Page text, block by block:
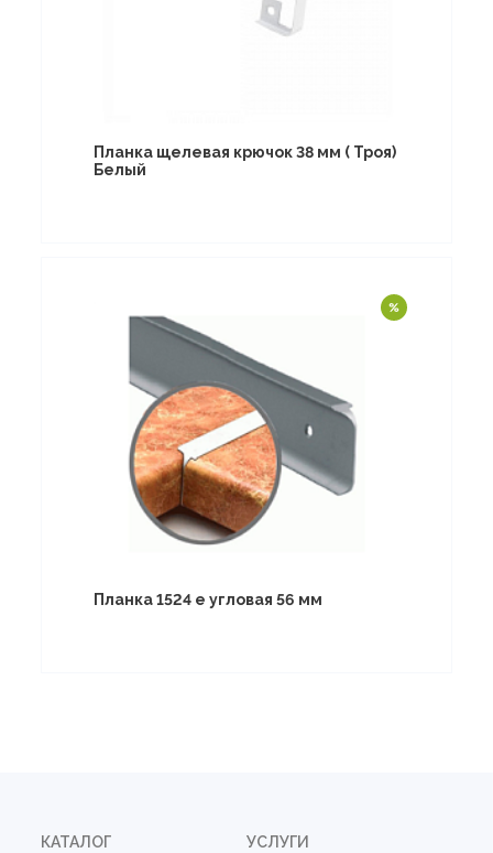
Планка щелевая крючок 38 мм ( Троя)
Белый
Планка 1524 е угловая 56 мм
КАТАЛОГ УСЛУГИ